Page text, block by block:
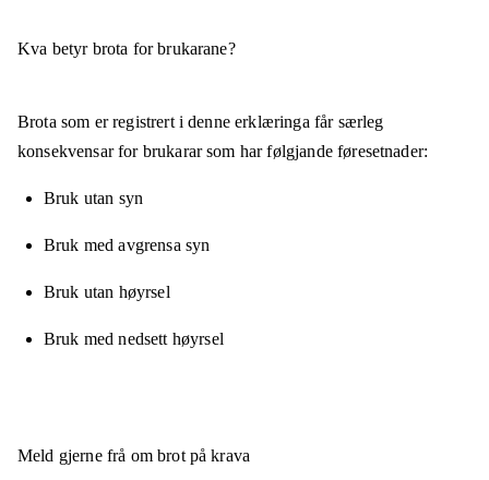
Kva betyr brota for brukarane?
Brota som er registrert i denne erklæringa får særleg
konsekvensar for brukarar som har følgjande føresetnader:
Bruk utan syn
Bruk med avgrensa syn
Bruk utan høyrsel
Bruk med nedsett høyrsel
Meld gjerne frå om brot på krava